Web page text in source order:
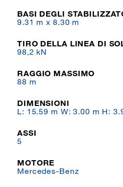
BASI DEGLI
9.31 m x 8.30 m
TIRO DELLA LINEA DI
98,2 kN
RAGGIO MASSIMO
88 m
DIMENSIONI
L: 15.59 m W: 3.00 m H:
ASSI
5
MOTORE
Mercedes-Benz